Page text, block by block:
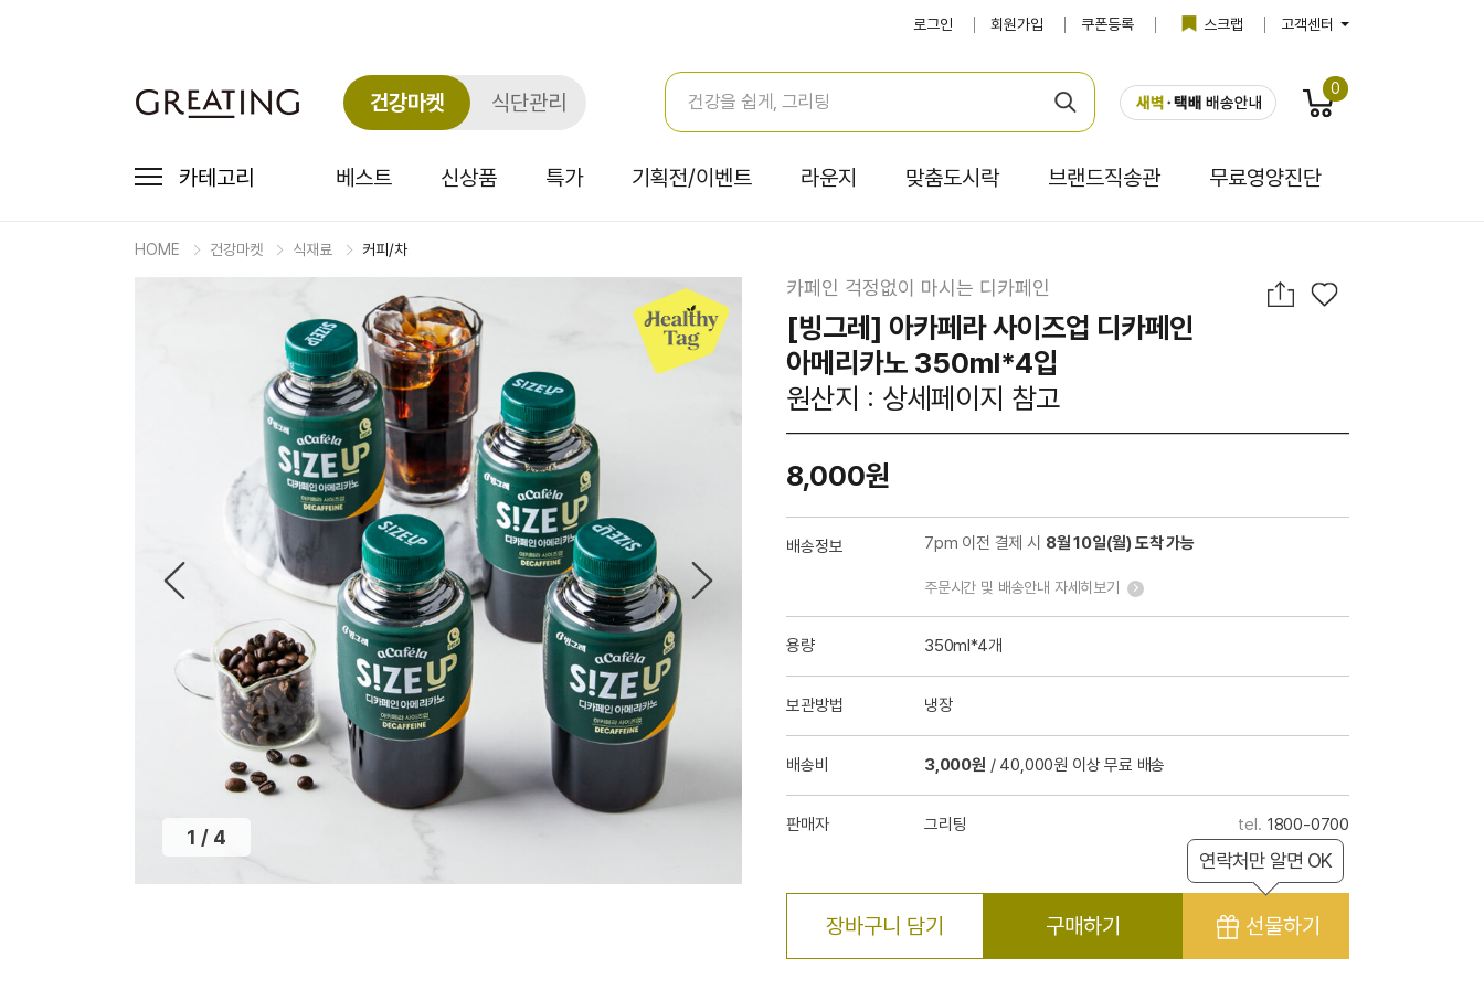
로그인 회원가입 쿠폰등록 스크랩 고객센터
건강마켓 식단관리
0
카테고리 베스트 신상품 특가 기획전/이벤트 라운지 맞춤도시락 브랜드직송관 무료영양진단
HOME 건강마켓 식재료 커피/차
1 / 4
카페인 걱정없이 마시는 디카페인
[빙그레] 아카페라 사이즈업 디카페인
아메리카노 350ml*4입
원산지 : 상세페이지 참고
8,000원
배송정보 7pm 이전 결제 시 8월 10일(월) 도착 가능
주문시간 및 배송안내 자세히보기
용량 350ml*4개
보관방법 냉장
배송비 3,000원 / 40,000원 이상 무료 배송
판매자 그리팅 1800-0700
장바구니 담기 구매하기 선물하기
연락처만 알면 OK